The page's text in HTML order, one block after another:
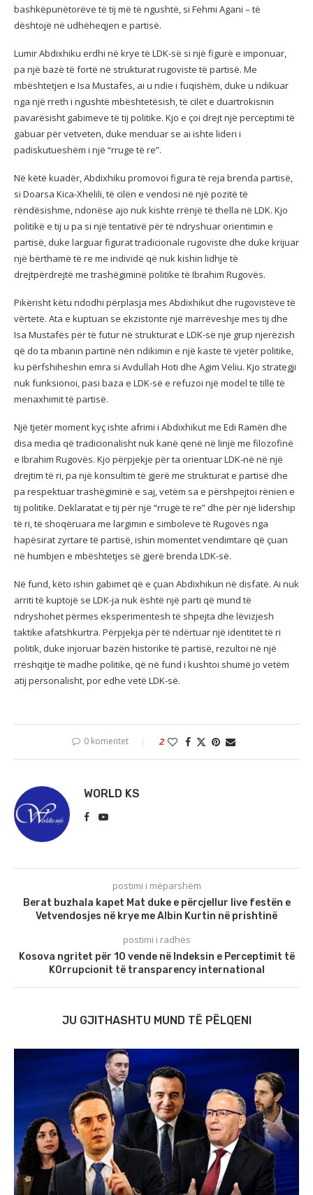
bashkëpunëtorëve të tij më të ngushtë, si Fehmi Agani – të
dështojë në udhëheqjen e partisë.
Lumir Abdixhiku erdhi në krye të LDK-së si një figurë e imponuar,
pa një bazë të fortë në strukturat rugoviste të partisë. Me
mbështetjen e Isa Mustafës, ai u ndie i fuqishëm, duke u ndikuar
nga një rreth i ngushtë mbështetësish, të cilët e duartrokisnin
pavarësisht gabimeve të tij politike. Kjo e çoi drejt një perceptimi të
gabuar për vetveten, duke menduar se ai ishte lideri i
padiskutueshëm i një “rruge të re”.
Në këtë kuadër, Abdixhiku promovoi figura të reja brenda partisë,
si Doarsa Kica-Xhelili, të cilën e vendosi në një pozitë të
rëndësishme, ndonëse ajo nuk kishte rrënjë të thella në LDK. Kjo
politikë e tij u pa si një tentativë për të ndryshuar orientimin e
partisë, duke larguar figurat tradicionale rugoviste dhe duke krijuar
një bërthamë të re me individë që nuk kishin lidhje të
drejtpërdrejtë me trashëgiminë politike të Ibrahim Rugovës.
Pikërisht këtu ndodhi përplasja mes Abdixhikut dhe rugovistëve të
vërtetë. Ata e kuptuan se ekzistonte një marrëveshje mes tij dhe
Isa Mustafës për të futur në strukturat e LDK-së një grup njerëzish
që do ta mbanin partinë nën ndikimin e një kaste të vjetër politike,
ku përfshiheshin emra si Avdullah Hoti dhe Agim Veliu. Kjo strategji
nuk funksionoi, pasi baza e LDK-së e refuzoi një model të tillë të
menaxhimit të partisë.
Një tjetër moment kyç ishte afrimi i Abdixhikut me Edi Ramën dhe
disa media që tradicionalisht nuk kanë qenë në linjë me filozofinë
e Ibrahim Rugovës. Kjo përpjekje për ta orientuar LDK-në në një
drejtim të ri, pa një konsultim të gjerë me strukturat e partisë dhe
pa respektuar trashëgiminë e saj, vetëm sa e përshpejtoi rënien e
tij politike. Deklaratat e tij për një “rrugë të re” dhe për një lidership
të ri, të shoqëruara me largimin e simboleve të Rugovës nga
hapësirat zyrtare të partisë, ishin momentet vendimtare që çuan
në humbjen e mbështetjes së gjerë brenda LDK-së.
Në fund, këto ishin gabimet që e çuan Abdixhikun në disfatë. Ai nuk
arriti të kuptojë se LDK-ja nuk është një parti që mund të
ndryshohet përmes eksperimentesh të shpejta dhe lëvizjesh
taktike afatshkurtra. Përpjekja për të ndërtuar një identitet të ri
politik, duke injoruar bazën historike të partisë, rezultoi në një
rrëshqitje të madhe politike, që në fund i kushtoi shumë jo vetëm
atij personalisht, por edhe vetë LDK-së.
0 komentet 2
WORLD KS
postimi i mëparshëm
Berat buzhala kapet Mat duke e përcjellur live festën e
Vetvendosjes në krye me Albin Kurtin në prishtinë
postimi i radhës
Kosova ngritet për 10 vende në Indeksin e Perceptimit të
K0rrupcionit të transparency international
JU GJITHASHTU MUND TË PËLQENI